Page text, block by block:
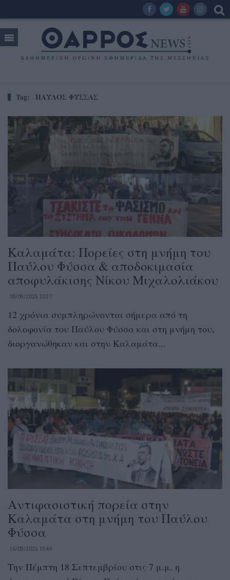
Tag: ΠΑΥΛΟΣ ΦΥΣΣΑΣ
Καλαμάτα: Πορείες στη μνήμη του
Παύλου Φύσσα & αποδοκιμασία
αποφυλάκισης Νίκου Μιχαλολιάκου
18/09/2025 20:37
12 χρόνια συμπληρώνονται σήμερα από τη
δολοφονία του Παύλου Φύσσα και στη μνήμη του,
διοργανώθηκαν και στην Καλαμάτα...
Αντιφασιστική πορεία στην
Καλαμάτα στη μνήμη του Παύλου
Φύσσα
16/09/2025 15:44
Την Πέμπτη 18 Σεπτεμβρίου στις 7 μ.μ. η